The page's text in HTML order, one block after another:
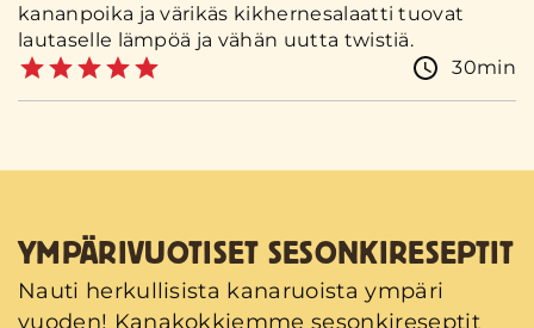
kananpoika ja värikäs kikhernesalaatti tuovat
lautaselle lämpöä ja vähän uutta twistiä.
30min
YMPÄRIVUOTISET SESONKIRESEPTIT
Nauti herkullisista kanaruoista ympäri
vuoden! Kanakokkiemme sesonkireseptit